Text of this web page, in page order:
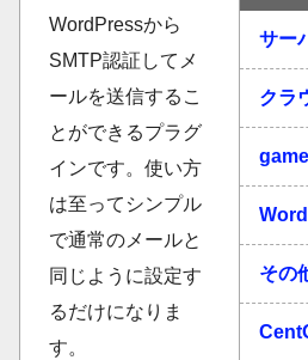
WordPressから
SMTP認証してメ
ールを送信するこ
とができるプラグ
インです。使い方
は至ってシンプル
で通常のメールと
同じように設定す
るだけになりま
す。
サー
クラ
その